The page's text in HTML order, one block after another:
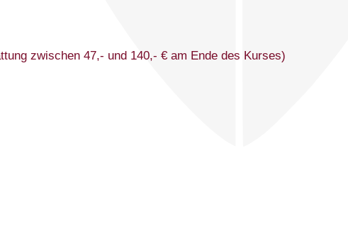
zwischen 47,- und 140,- € am Ende des Kurses)